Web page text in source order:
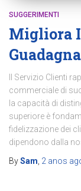
SUGGERIMENTI
Migliora
Il Servizio Clienti
commerciale di
la capacità di
superiore è
fidelizzazione dei
dipendono dalla
BySam 2 anos